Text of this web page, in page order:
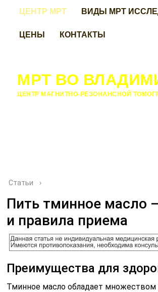
ЦЕНТР МРТ
ВИДЫ МРТ
ЦЕНЫ
КОНТАКТЫ
МРТ ВО
ЦЕНТР МАГНИТНО-РЕЗОНАНСНОЙ
Статьи ›
Пить тминное масло
и правила приема
Преимущества для
Тминное масло обладает множеством